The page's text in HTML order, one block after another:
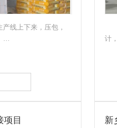
线上下来，压包，
…
计
目 新